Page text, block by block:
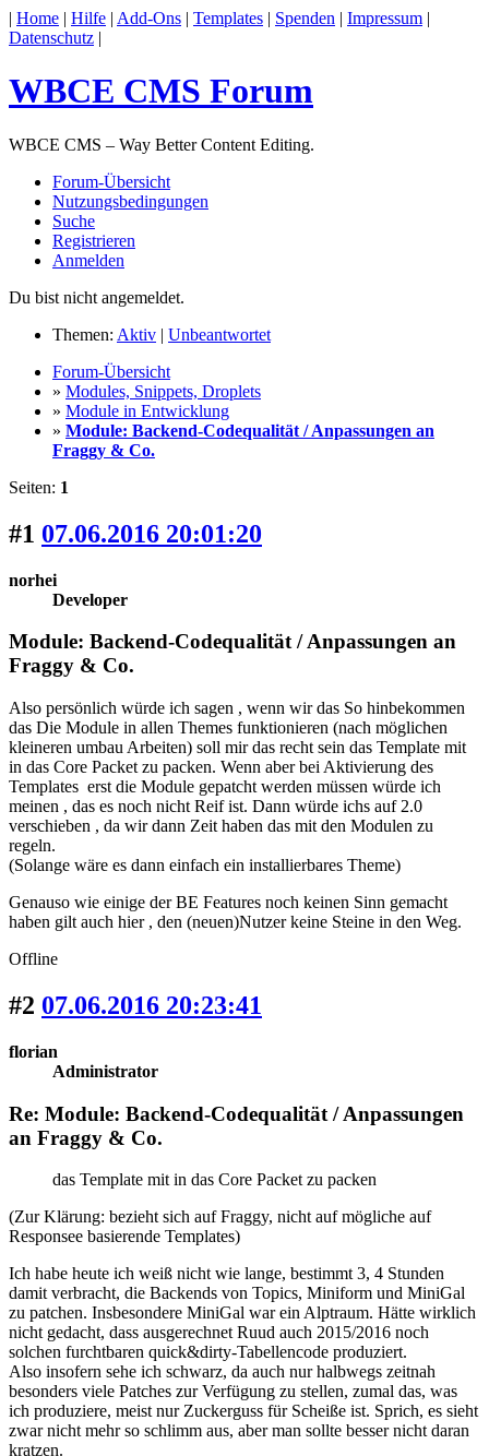
| Home | Hilfe | Add-Ons | Templates | Spenden | Impressum |
Datenschutz |
WBCE CMS Forum
WBCE CMS – Way Better Content Editing.
Forum-Übersicht
Nutzungsbedingungen
Suche
Registrieren
Anmelden
Du bist nicht angemeldet.
Themen: Aktiv | Unbeantwortet
Forum-Übersicht
» Modules, Snippets, Droplets
» Module in Entwicklung
» Module: Backend-Codequalität / Anpassungen an
Fraggy & Co.
Seiten: 1
#1 07.06.2016 20:01:20
norhei
Developer
Module: Backend-Codequalität / Anpassungen an
Fraggy & Co.
Also persönlich würde ich sagen , wenn wir das So hinbekommen
das Die Module in allen Themes funktionieren (nach möglichen
kleineren umbau Arbeiten) soll mir das recht sein das Template mit
in das Core Packet zu packen. Wenn aber bei Aktivierung des
Templates erst die Module gepatcht werden müssen würde ich
meinen , das es noch nicht Reif ist. Dann würde ichs auf 2.0
verschieben , da wir dann Zeit haben das mit den Modulen zu
regeln.
(Solange wäre es dann einfach ein installierbares Theme)
Genauso wie einige der BE Features noch keinen Sinn gemacht
haben gilt auch hier , den (neuen)Nutzer keine Steine in den Weg.
Offline
#2 07.06.2016 20:23:41
florian
Administrator
Re: Module: Backend-Codequalität / Anpassungen
an Fraggy & Co.
das Template mit in das Core Packet zu packen
(Zur Klärung: bezieht sich auf Fraggy, nicht auf mögliche auf
Responsee basierende Templates)
Ich habe heute ich weiß nicht wie lange, bestimmt 3, 4 Stunden
damit verbracht, die Backends von Topics, Miniform und MiniGal
zu patchen. Insbesondere MiniGal war ein Alptraum. Hätte wirklich
nicht gedacht, dass ausgerechnet Ruud auch 2015/2016 noch
solchen furchtbaren quick&dirty-Tabellencode produziert.
Also insofern sehe ich schwarz, da auch nur halbwegs zeitnah
besonders viele Patches zur Verfügung zu stellen, zumal das, was
ich produziere, meist nur Zuckerguss für Scheiße ist. Sprich, es sieht
zwar nicht mehr so schlimm aus, aber man sollte besser nicht daran
kratzen.